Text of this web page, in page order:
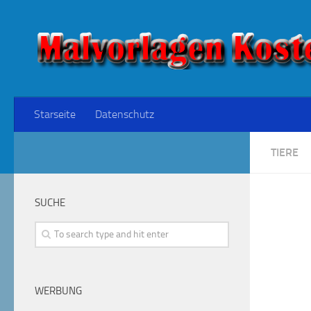
Starseite Datenschutz
TIERE
SUCHE
WERBUNG